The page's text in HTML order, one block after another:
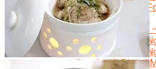
Digital Marketing
Bán Hàng Đa Kênh
Adobe Photoshop
Marketing Online
Marketing Online
Chuyên Đề Digital